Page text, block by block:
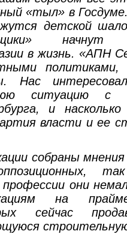
«тыл» в
детской
начнут
в жизнь. «АПН
политиками,
Нас
ситуацию с
и
власти и ее
собраны
они
на
сейчас